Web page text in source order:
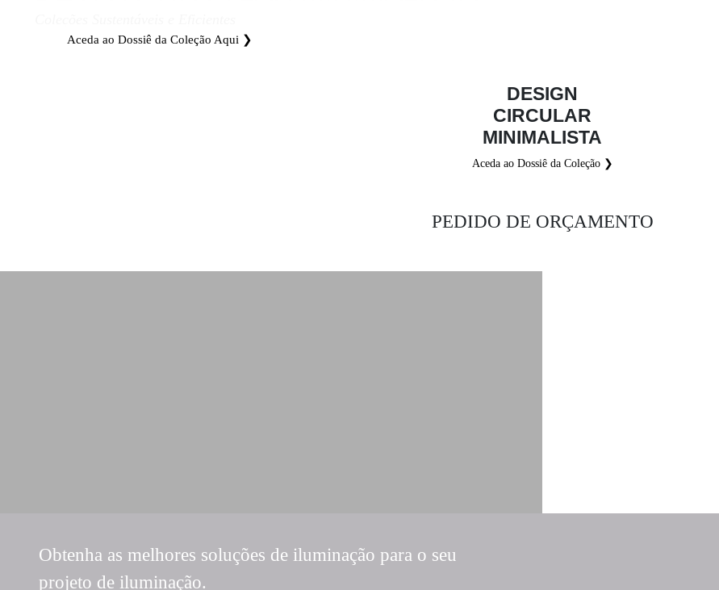
Aceda ao Dossiê da Coleção Aqui ❯
DESIGN
CIRCULAR
MINIMALISTA
Aceda ao Dossiê da Coleção ❯
PEDIDO DE ORÇAMENTO
Obtenha as melhores soluções de iluminação para o seu
projeto de iluminação.